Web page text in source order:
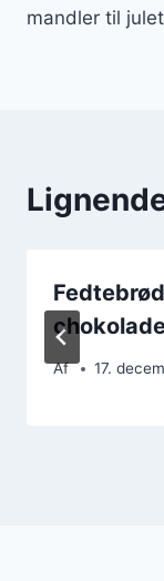
mandler til
Af 17.